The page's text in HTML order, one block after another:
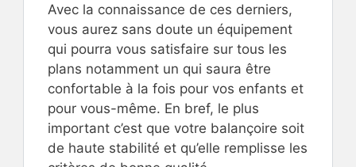
Avec la connaissance de ces derniers,
vous aurez sans doute un équipement
qui pourra vous satisfaire sur tous les
plans notamment un qui saura être
confortable à la fois pour vos enfants et
pour vous-même. En bref, le plus
important c’est que votre balançoire soit
de haute stabilité et qu’elle remplisse les